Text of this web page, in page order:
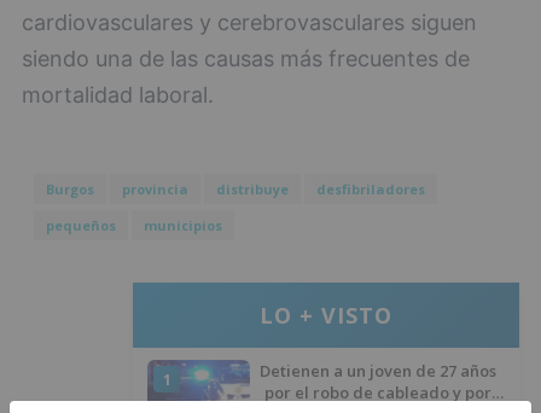
cardiovasculares y cerebrovasculares siguen
siendo una de las causas más frecuentes de
mortalidad laboral.
Burgos provincia distribuye
desfibriladores
pequeños
municipios
LO + VISTO
1
Detienen a un joven de 27 años
por el robo de cableado y por